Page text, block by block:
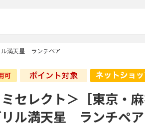
ル満天星 ランチペア
セレクト＞［東京・
ル満天星 ランチペア